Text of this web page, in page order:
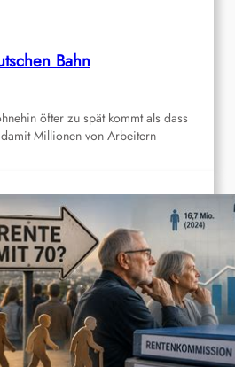
Bahn
öfter zu spät kommt als dass
Millionen von Arbeitern